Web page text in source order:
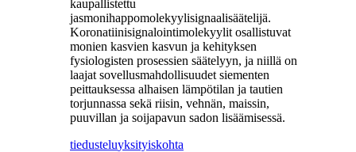
kaupallistettu
jasmonihappomolekyylisignaalisäätelijä.
Koronatiinisignalointimolekyylit osallistuvat
monien kasvien kasvun ja kehityksen
fysiologisten prosessien säätelyyn, ja niillä on
laajat sovellusmahdollisuudet siementen
peittauksessa alhaisen lämpötilan ja tautien
torjunnassa sekä riisin, vehnän, maissin,
puuvillan ja soijapavun sadon lisäämisessä.
tiedusteluyksityiskohta